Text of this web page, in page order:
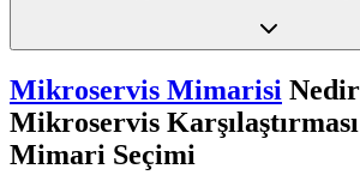
Mikroservis Mimarisi
Mikroservis
Mimari Seçimi